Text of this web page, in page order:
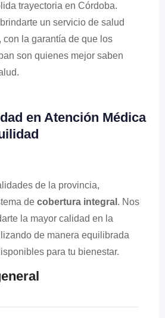
trayectoria en Córdoba.
un servicio de salud
con la garantía de que los
son quienes mejor saben
en Atención Médica
de la provincia,
de cobertura integral . Nos
la mayor calidad en la
de manera equilibrada
para tu bienestar.